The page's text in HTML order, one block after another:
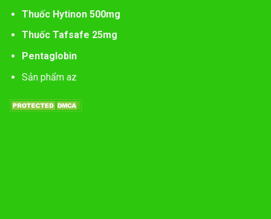
Thuốc Hytinon 500mg
Thuốc Tafsafe 25mg
Pentaglobin
Sản phẩm az